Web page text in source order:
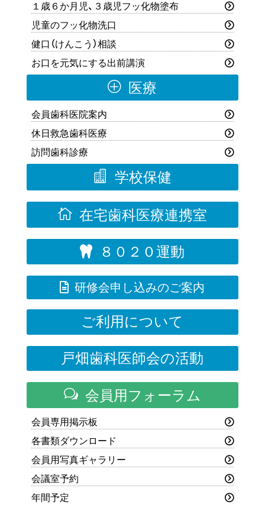
１歳６か月児、３歳児フッ化物塗布
児童のフッ化物洗口
健口（けんこう）相談
お口を元気にする出前講演
P 医療
会員歯科医院案内
休日救急歯科医療
訪問歯科診療
 学校保健
 在宅歯科医療連携室
 ８０２０運動
 研修会申し込みのご案内
ご利用について
戸畑歯科医師会の活動
w 会員用フォーラム
会員専用掲示板
各書類ダウンロード
会員用写真ギャラリー
会議室予約
年間予定